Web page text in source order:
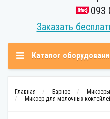
093
Заказать
Каталог
Главная Барное
Миксер для молочных